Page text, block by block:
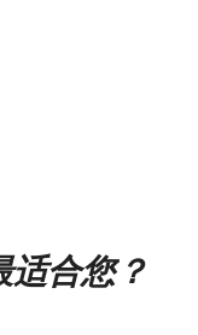
适合您？